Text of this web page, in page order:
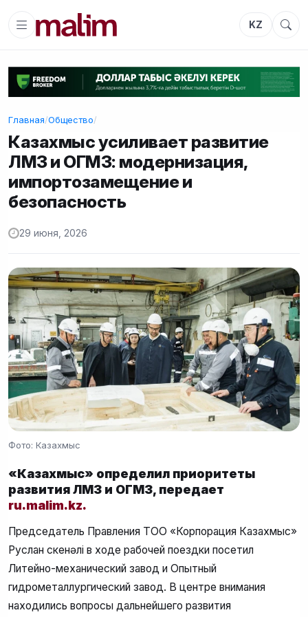
KZ
Главная/Общество/
Казахмыс усиливает развитие
ЛМЗ и ОГМЗ: модернизация,
импортозамещение и
безопасность
29 июня, 2026
Фото: Казахмыс
«Казахмыс» определил приоритеты
развития ЛМЗ и ОГМЗ, передает
ru.malim.kz.
Председатель Правления ТОО «Корпорация Казахмыс»
Руслан Өскенәлі в ходе рабочей поездки посетил
Литейно-механический завод и Опытный
гидрометаллургический завод. В центре внимания
находились вопросы дальнейшего развития